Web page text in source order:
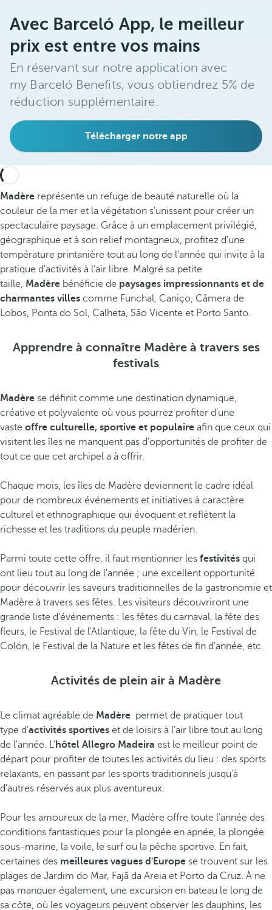
Avec Barceló App, le meilleur
prix est entre vos mains
En réservant sur notre application avec
my Barceló Benefits, vous obtiendrez 5% de
réduction supplémentaire.
Télécharger notre app
Madère représente un refuge de beauté naturelle où la
couleur de la mer et la végétation s'unissent pour créer un
spectaculaire paysage. Grâce à un emplacement privilégié,
géographique et à son relief montagneux, profitez d'une
température printanière tout au long de l'année qui invite à la
pratique d'activités à l’air libre. Malgré sa petite
taille, Madère bénéficie de paysages impressionnants et de
charmantes villes comme Funchal, Caniço, Câmera de
Lobos, Ponta do Sol, Calheta, São Vicente et Porto Santo.
Apprendre à connaître Madère à travers ses
festivals
Madère se définit comme une destination dynamique,
créative et polyvalente où vous pourrez profiter d'une
vaste offre culturelle, sportive et populaire afin que ceux qui
visitent les îles ne manquent pas d'opportunités de profiter de
tout ce que cet archipel a à offrir.
Chaque mois, les îles de Madère deviennent le cadre idéal
pour de nombreux événements et initiatives à caractère
culturel et ethnographique qui évoquent et reflètent la
richesse et les traditions du peuple madérien.
Parmi toute cette offre, il faut mentionner les festivités qui
ont lieu tout au long de l'année ; une excellent opportunité
pour découvrir les saveurs traditionnelles de la gastronomie et
Madère à travers ses fêtes. Les visiteurs découvriront une
grande liste d'événements : les fêtes du carnaval, la fête des
fleurs, le Festival de l'Atlantique, la fête du Vin, le Festival de
Colón, le Festival de la Nature et les fêtes de fin d'année, etc.
Activités de plein air à Madère
Le climat agréable de Madère permet de pratiquer tout
type d'activités sportives et de loisirs à l’air libre tout au long
de l'année. L' hôtel Allegro Madeira est le meilleur point de
départ pour profiter de toutes les activités du lieu : des sports
relaxants, en passant par les sports traditionnels jusqu'à
d'autres réservés aux plus aventureux.
Pour les amoureux de la mer, Madère offre toute l'année des
conditions fantastiques pour la plongée en apnée, la plongée
sous-marine, la voile, le surf ou la pêche sportive. En fait,
certaines des meilleures vagues d'Europe se trouvent sur les
plages de Jardim do Mar, Fajã da Areia et Porto da Cruz. À ne
pas manquer également, une excursion en bateau le long de
sa côte, où les voyageurs peuvent observer les dauphins, les